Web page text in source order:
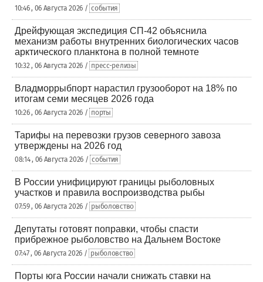
10:46 , 06 Августа 2026 / события
Дрейфующая экспедиция СП-42 объяснила
механизм работы внутренних биологических часов
арктического планктона в полной темноте
10:32 , 06 Августа 2026 / пресс-релизы
Владморрыбпорт нарастил грузооборот на 18% по
итогам семи месяцев 2026 года
10:26 , 06 Августа 2026 / порты
Тарифы на перевозки грузов северного завоза
утверждены на 2026 год
08:14 , 06 Августа 2026 / события
В России унифицируют границы рыболовных
участков и правила воспроизводства рыбы
07:59 , 06 Августа 2026 / рыболовство
Депутаты готовят поправки, чтобы спасти
прибрежное рыболовство на Дальнем Востоке
07:47 , 06 Августа 2026 / рыболовство
Порты юга России начали снижать ставки на